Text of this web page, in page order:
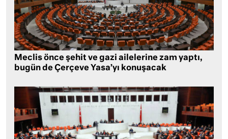
Meclis önce şehit ve gazi ailelerine zam yaptı,
bugün de Çerçeve Yasa’yı konuşacak